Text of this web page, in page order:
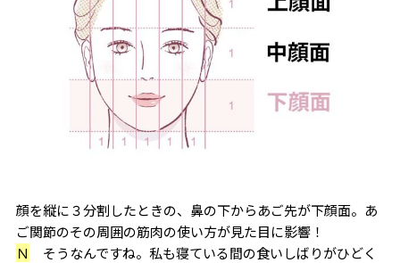
顔を縦に３分割したときの、鼻の下からあご先が下顔面。あ
ご関節のその周囲の筋肉の使い方が見た目に影響！
Ｎ
そうなんですね。私も寝ている間の食いしばりがひどく